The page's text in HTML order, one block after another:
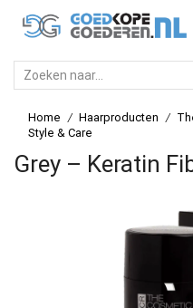
Home / Haarproducten /
Style & Care
Grey – Keratin